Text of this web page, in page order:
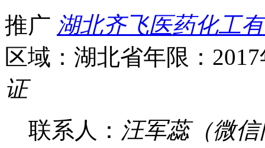
推广 湖北齐飞医药化工
区域：湖北省年限：
证
联系人： 汪军蕊（微